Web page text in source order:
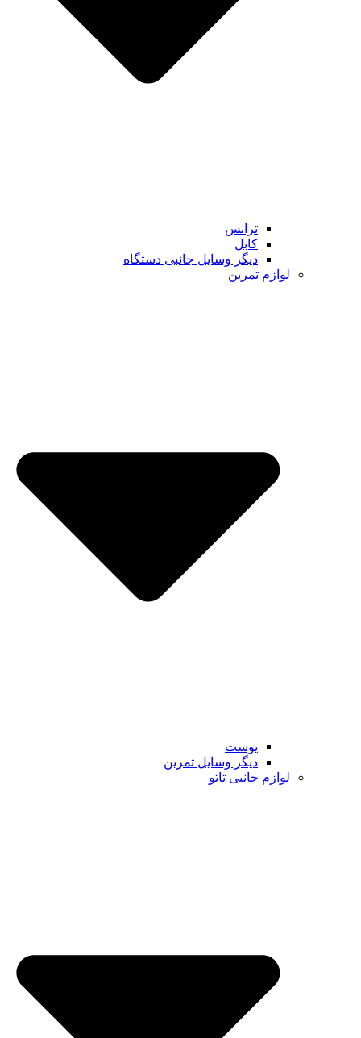
ترانس
کابل
دیگر وسایل جانبی دستگاه
لوازم تمرین
پوست
دیگر وسایل تمرین
لوازم جانبی تاتو